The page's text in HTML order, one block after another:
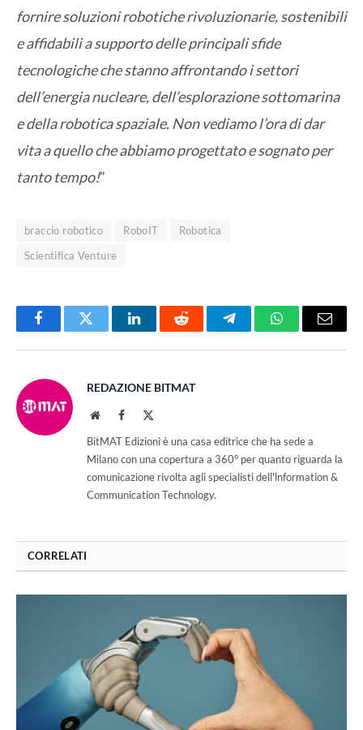
fornire soluzioni robotiche rivoluzionarie, sostenibili
e affidabili a supporto delle principali sfide
tecnologiche che stanno affrontando i settori
dell’energia nucleare, dell’esplorazione sottomarina
e della robotica spaziale. Non vediamo l’ora di dar
vita a quello che abbiamo progettato e sognato per
tanto tempo!”
braccio robotico RoboIT
Robotica
Scientifica Venture
FacebookTwitter LinkedInReddit TelegramWhatsAppEmail
REDAZIONE BITMAT
WebsiteFacebook
BitMAT Edizioni è una casa editrice che ha sede a
Milano con una copertura a 360° per quanto riguarda la
comunicazione rivolta agli specialisti dell'lnformation &
Communication Technology.
CORRELATI